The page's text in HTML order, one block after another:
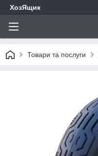
ХозЯщик
Товари та послуги